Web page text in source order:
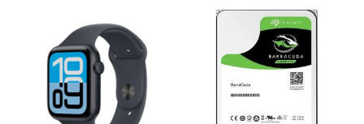
Hard Disc-uri
Carcase
Cooler